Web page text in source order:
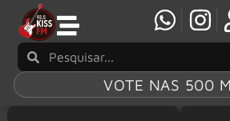
VOTE NAS 500